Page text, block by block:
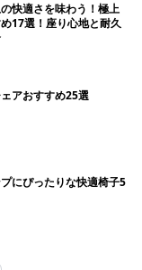
快適さを味わう！極上
17選！座り心地と耐久
アおすすめ25選
にぴったりな快適椅子5